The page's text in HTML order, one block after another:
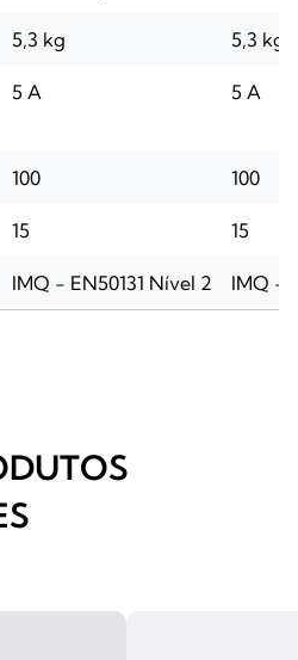
5,3 kg 5,3 kg
5 A 5 A
100 100
15 15
IMQ - EN50131 Nível 2 IMQ -